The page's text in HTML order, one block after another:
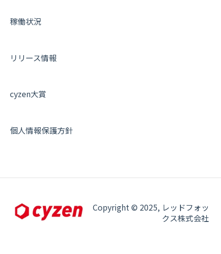
その他よくある質問
稼働状況
リリース情報
cyzen大賞
個人情報保護方針
Copyright © 2025, レッドフォッ
クス株式会社